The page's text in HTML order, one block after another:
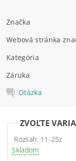
Značka
Webová stránka
Kategória
Záruka
Otázka
ZVOĽTE
Rozsah: 11-25z
Skladom